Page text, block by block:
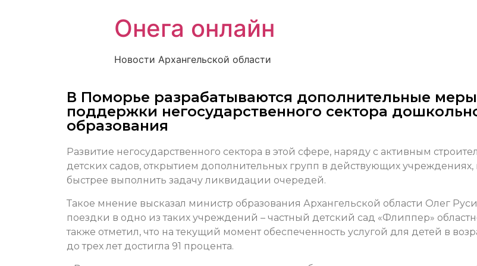
Онега онлайн
Новости Архангельской области
В Поморье разрабатываются дополнительные меры
поддержки негосударственного сектора
образования
Развитие негосударственного сектора в этой сфере, наряду с активным
детских садов, открытием дополнительных групп в действующих
быстрее выполнить задачу ликвидации очередей.
Такое мнение высказал министр образования Архангельской области Олег
поездки в одно из таких учреждений – частный детский сад «Флиппер»
также отметил, что на текущий момент обеспеченность услугой для детей в
до трех лет достигла 91 процента.